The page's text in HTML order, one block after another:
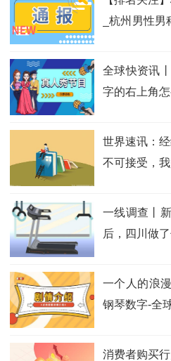
_杭州男性
全球快资讯
字的右上角
世界速讯：
不可接受，
一线调查丨
后，四川做
一个人的浪
钢琴数字-全
消费者购买